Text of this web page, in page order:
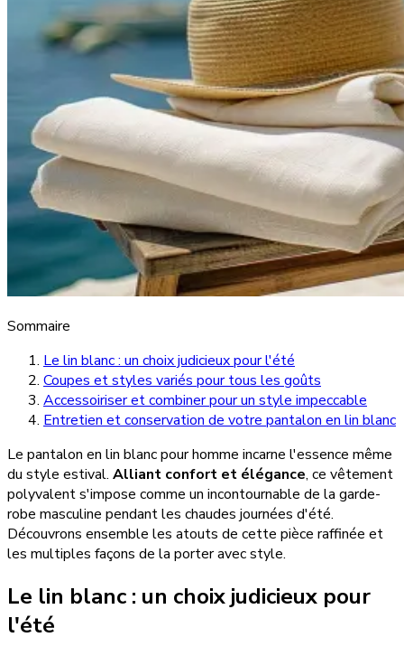
Sommaire
Le lin blanc : un choix judicieux pour l'été
Coupes et styles variés pour tous les goûts
Accessoiriser et combiner pour un style impeccable
Entretien et conservation de votre pantalon en lin blanc
Le pantalon en lin blanc pour homme incarne l'essence même
du style estival. Alliant confort et élégance, ce vêtement
polyvalent s'impose comme un incontournable de la garde-
robe masculine pendant les chaudes journées d'été.
Découvrons ensemble les atouts de cette pièce raffinée et
les multiples façons de la porter avec style.
Le lin blanc : un choix judicieux pour
l'été